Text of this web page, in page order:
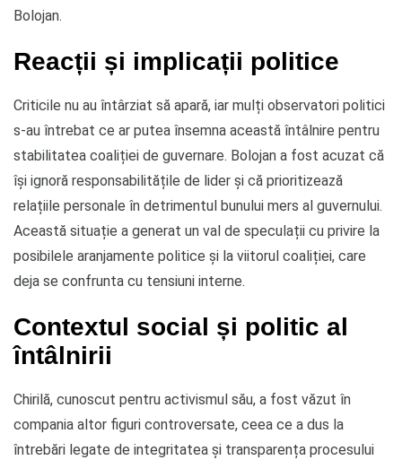
Bolojan.
Reacții și implicații politice
Criticile nu au întârziat să apară, iar mulți observatori politici
s-au întrebat ce ar putea însemna această întâlnire pentru
stabilitatea coaliției de guvernare. Bolojan a fost acuzat că
își ignoră responsabilitățile de lider și că prioritizează
relațiile personale în detrimentul bunului mers al guvernului.
Această situație a generat un val de speculații cu privire la
posibilele aranjamente politice și la viitorul coaliției, care
deja se confrunta cu tensiuni interne.
Contextul social și politic al
întâlnirii
Chirilă, cunoscut pentru activismul său, a fost văzut în
compania altor figuri controversate, ceea ce a dus la
întrebări legate de integritatea și transparența procesului